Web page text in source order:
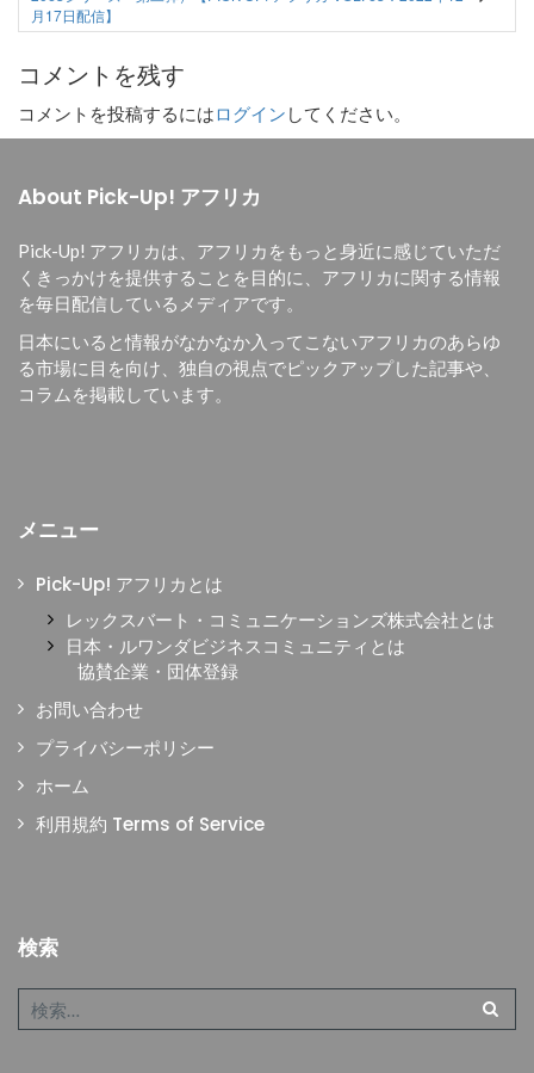
月17日配信】
コメントを残す
コメントを投稿するにはログイン してください。
About Pick-Up! アフリカ
Pick-Up! アフリカは、 アフリカをもっと身近に感じていただ
くきっかけを提供することを目的に、 アフリカに関する情報
を毎日配信しているメディアです。
日本にいると情報がなかなか入ってこないアフリカのあらゆ
る市場に目を向け、独自の視点でピックアップした記事や、
コラムを掲載しています。
メニュー
Pick-Up! アフリカとは
レックスバート・コミュニケーションズ株式会社とは
日本・ルワンダビジネスコミュニティとは
協賛企業・団体登録
お問い合わせ
プライバシーポリシー
ホーム
利用規約 Terms of Service
検索